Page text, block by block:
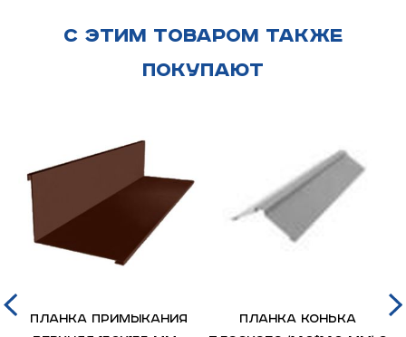
С этим товаром также
покупают
Планка примыкания
Планка конька